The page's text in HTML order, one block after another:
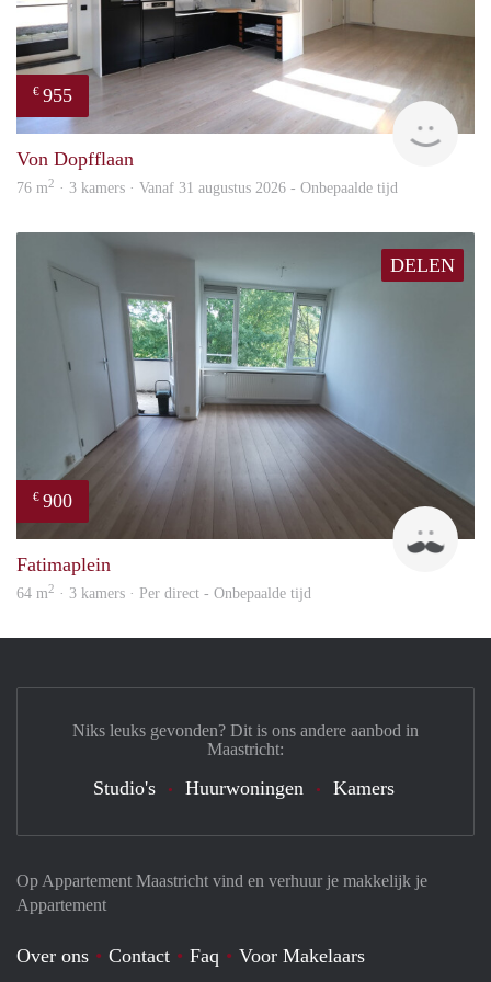
€ 955
Von Dopfflaan
76 m2 · 3 kamers · Vanaf 31 augustus 2026 - Onbepaalde tijd
DELEN
€ 900
Fatimaplein
64 m2 · 3 kamers · Per direct - Onbepaalde tijd
Op Appartement Maastricht vind en verhuur je makkelijk je
Appartement
Over ons Contact Faq Voor Makelaars
Niks leuks gevonden? Dit is ons andere aanbod in
Maastricht:
Studio's Huurwoningen Kamers